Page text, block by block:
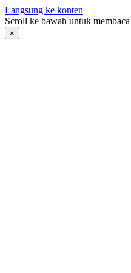
Langsung ke konten
Scroll ke bawah untuk membaca
×